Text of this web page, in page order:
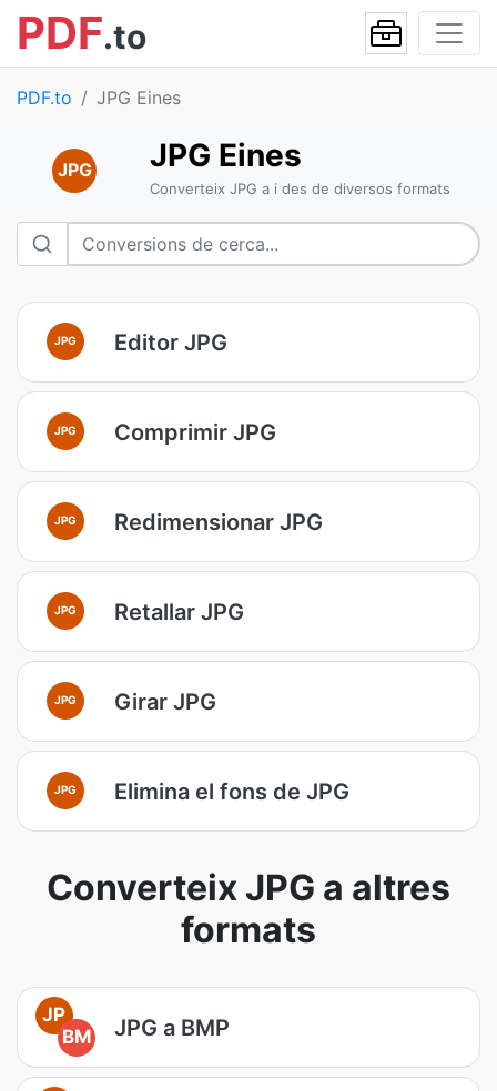
PDF.to
PDF.to JPG Eines
JPG JPG Eines
Converteix JPG a i des de diversos formats
JPG Editor JPG
JPG Comprimir JPG
JPG Redimensionar JPG
JPG Retallar JPG
JPG Girar JPG
JPG Elimina el fons de JPG
Converteix JPG a altres
formats
JP
BM
JPG a BMP